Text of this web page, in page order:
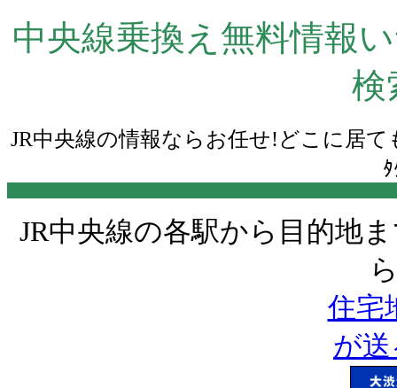
中央線乗換え無料情報
検
JR中央線の情報ならお任せ!どこに居
JR中央線の各駅から目的地
住宅
が